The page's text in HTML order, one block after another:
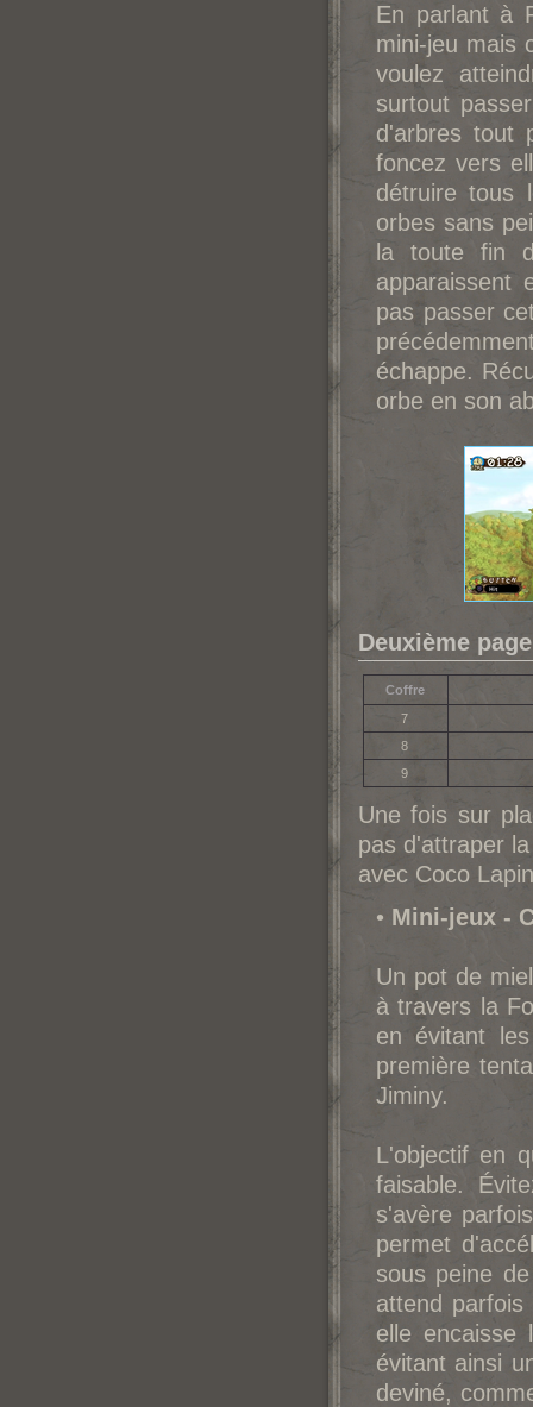
En parlant à
mini-jeu mais
voulez
surtout
d'arbres tout
foncez vers
détruire tous
orbes sans
la toute fin
apparaissent
pas passer
échappe.
orbe en son
Deuxième
Coffre
7
8
9
Une fois sur
pas d'attraper
avec Coco
• Mini-jeux -
Un pot de
à travers la
en évitant
première
Jiminy.
L'objectif en
faisable.
s'avère
permet
sous peine
attend
elle
évitant ainsi
deviné,